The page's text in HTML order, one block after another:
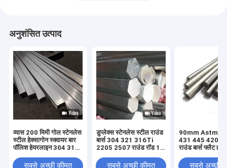
अनुशंसित उत्पाद
व्यास 200 मिमी गोल स्टेनलेस
स्टील हेक्सागोन स्क्वायर बार
पॉलिश हेयरलाइन 304 316
सबसे अच्छी कीमत
डुप्लेक्स स्टेनलेस स्टील राउंड
बार्स 304 321 316Ti
2205 2507 राउंड रॉड 1
सबसे अच्छी कीमत
90mm Astm
431 445 420
राउंड बार्स फ्लैट हाफ
सबसे अच्छी